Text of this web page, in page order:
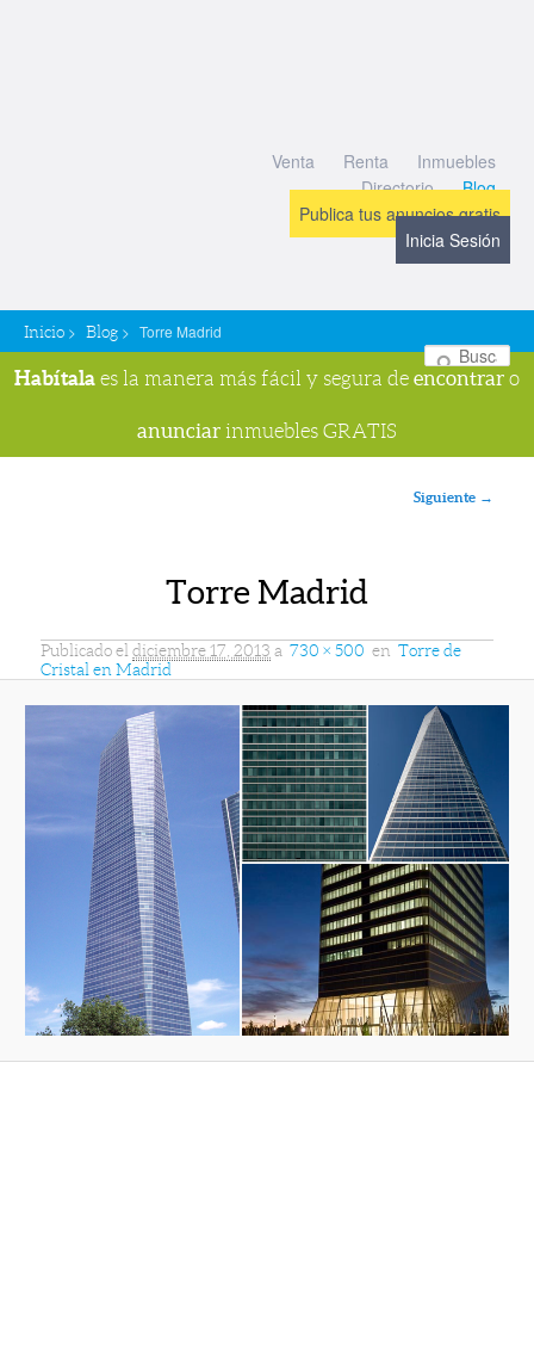
Venta Renta
Inmuebles
Directorio
Blog
Publica tus anuncios gratis
Inicia Sesión
Inicio > Blog > Torre Madrid
Habítala es la manera más fácil y segura de encontrar o
anunciar inmuebles GRATIS
Siguiente →
Torre Madrid
Publicado el diciembre 17, 2013 a 730 × 500 en Torre de
Cristal en Madrid